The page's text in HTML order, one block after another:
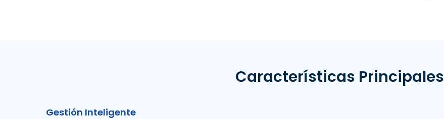
Características Principales
Gestión Inteligente